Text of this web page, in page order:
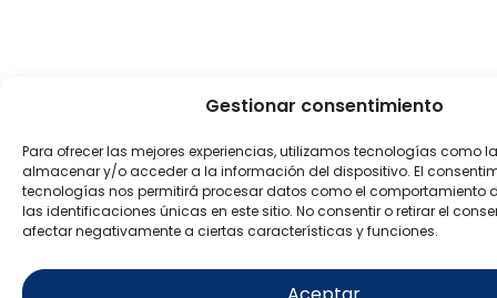
Gestionar consentimiento
Para ofrecer las mejores experiencias, utilizamos tecnologías como
almacenar y/o acceder a la información del dispositivo. El
tecnologías nos permitirá procesar datos como el comportamiento
las identificaciones únicas en este sitio. No consentir o retirar el
afectar negativamente a ciertas características y funciones.